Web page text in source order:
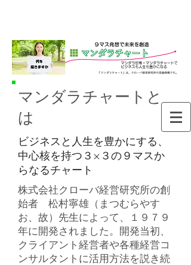
マンダラチャートと
は
ビジネスと人生を豊かにする、
中心核を持つ３×３の９マスか
らなるチャート
株式会社クローバ経営研究所の創
始者 松村寧雄（まつむらやす
お、故）先生によって、１９７９
年に開発されました。開発当初、
クライアント経営者や各種経営コ
ンサルタントに活用方法を説き続